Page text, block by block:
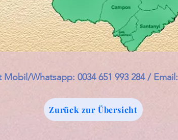
Whatsapp: 0034 651 993 284 / Email:
Zurück zur Übersicht